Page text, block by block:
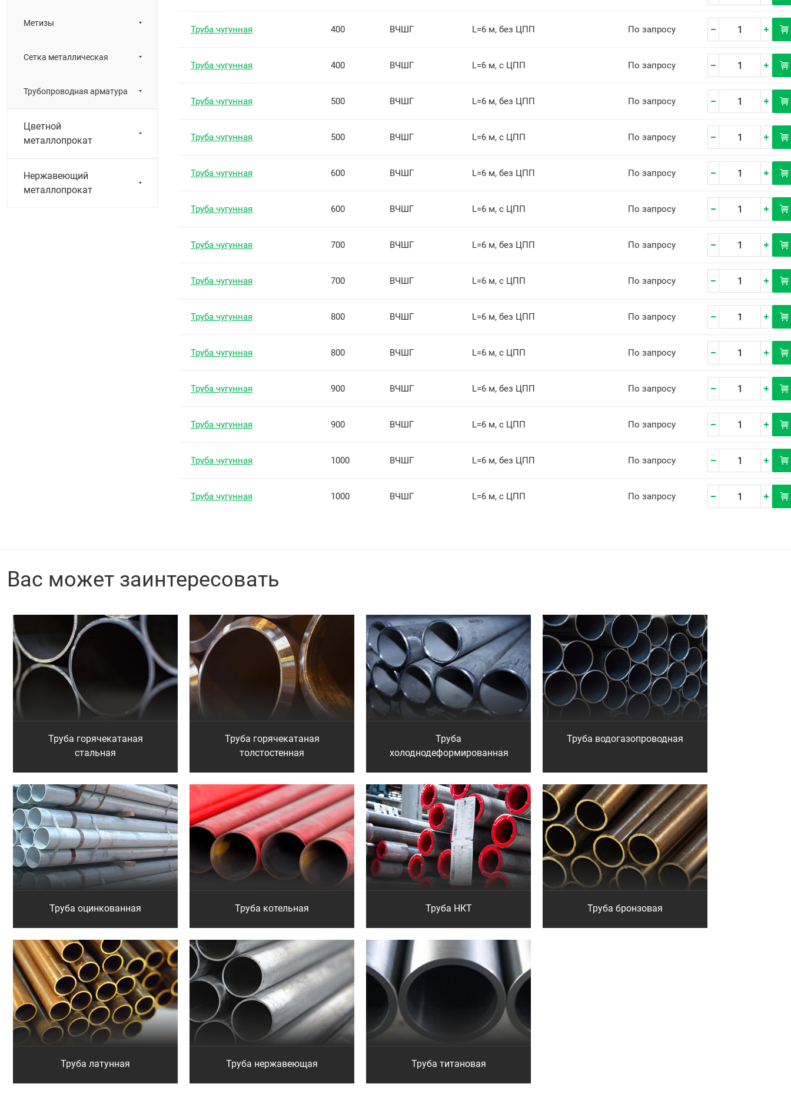
Метизы
Сетка металлическая
Трубопроводная арматура
Цветной
металлопрокат
Нержавеющий
металлопрокат
Труба чугунная 400 ВЧШГ L=6 м, без ЦПП По запросу
Труба чугунная 400 ВЧШГ L=6 м, с ЦПП По запросу
Труба чугунная 500 ВЧШГ L=6 м, без ЦПП По запросу
Труба чугунная 500 ВЧШГ L=6 м, с ЦПП По запросу
Труба чугунная 600 ВЧШГ L=6 м, без ЦПП По запросу
Труба чугунная 600 ВЧШГ L=6 м, с ЦПП По запросу
Труба чугунная 700 ВЧШГ L=6 м, без ЦПП По запросу
Труба чугунная 700 ВЧШГ L=6 м, с ЦПП По запросу
Труба чугунная 800 ВЧШГ L=6 м, без ЦПП По запросу
Труба чугунная 800 ВЧШГ L=6 м, с ЦПП По запросу
Труба чугунная 900 ВЧШГ L=6 м, без ЦПП По запросу
Труба чугунная 900 ВЧШГ L=6 м, с ЦПП По запросу
Труба чугунная 1000 ВЧШГ L=6 м, без ЦПП По запросу
Труба чугунная 1000 ВЧШГ L=6 м, с ЦПП По запросу
Вас может заинтересовать
Труба горячекатаная
стальная
Труба горячекатаная
толстостенная
Труба
холоднодеформированная
Труба водогазопроводная
Труба оцинкованная Труба котельная Труба НКТ Труба бронзовая
Труба латунная Труба нержавеющая Труба титановая